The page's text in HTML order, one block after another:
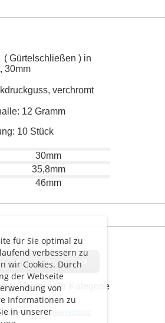
für Sie optimal zu
verbessern zu
wir Cookies. Durch
der Webseite
von
Informationen zu
in unserer
Gürtelschließen ) in
30mm
verchromt
12 Gramm
10 Stück
30mm
35,8mm
46mm
< > >>
19in dieser Kategorie
-AGB-Datenschutz